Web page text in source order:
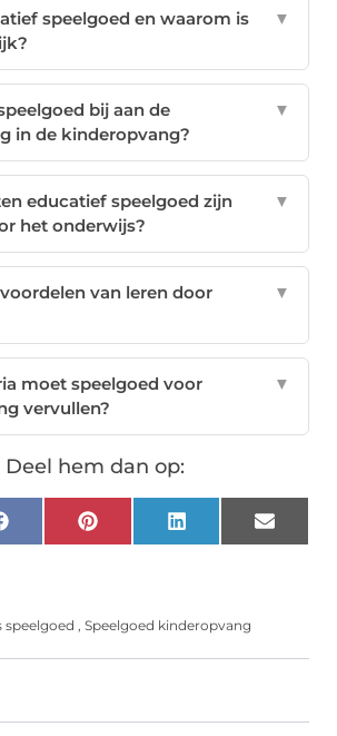
speelgoed en waarom is
▼
bij aan de
in de kinderopvang?
▼
educatief speelgoed zijn
het onderwijs?
▼
van leren door
▼
moet speelgoed voor
vervullen?
▼
Deel hem dan op:
FacebookPinterest LinkedIn Email
speelgoed , Speelgoed kinderopvang